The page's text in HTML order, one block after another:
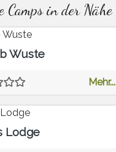
Camps in der Nähe
Wuste
Mehr...
Lodge